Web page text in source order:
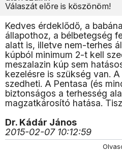
Válaszát előre is köszönöm!
Kedves érdeklődő, a
állapothoz, a bélbetegség
alatt is, illetve nem-terhes
kúpból minimum 2-t kell
meszalazin kúp sem
kezelésre is szükség van.
szedheti. A Pentasa (és
biztonságos a terhesség
magzatkárosító hatása.
Dr. Kádár János
2015-02-07 10:12:59